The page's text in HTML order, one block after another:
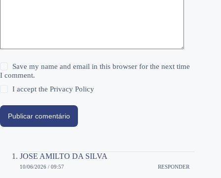
Save my name and email in this browser for the next time
I comment.
I accept thePrivacy Policy
Publicar comentário
JOSE AMILTO DA SILVA
10/06/2026 / 09:57 RESPONDER